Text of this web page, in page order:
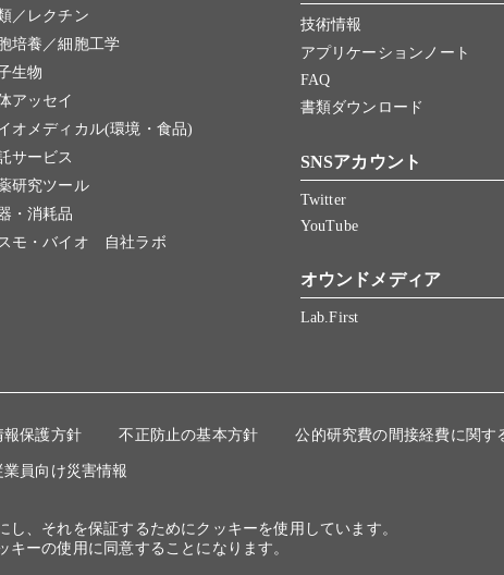
／レクチン
培養／細胞工学
生物
アッセイ
オメディカル(環境・食品)
サービス
研究ツール
・消耗品
モ・バイオ 自社ラボ
技術情報
アプリケーションノート
FAQ
書類ダウンロード
SNSアカウント
Twitter
YouTube
オウンドメディア
Lab.First
報保護方針 不正防止の基本方針 公的研究費の間接経費に関す
業員向け災害情報
、それを保証するためにクッキーを使用しています。
ーの使用に同意することになります。